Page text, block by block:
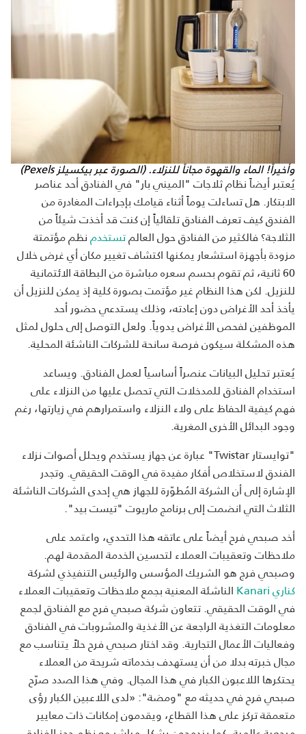
وأخيراً! الماء والقهوة مجاناً للنزلاء. (الصورة عبر بيكسيلز Pexels)
يُعتبر أيضاً نظام ثلاجات "الميني بار" في الفنادق أحد عناصر
الابتكار. هل تساءلت يوماً أثناء قيامك بإجراءات المغادرة من
الفندق كيف تعرف الفنادق تلقائياً إن كنت قد أخذت شيئاً من
الثلاجة؟ فالكثير من الفنادق حول العالمتستخدمنظم مؤتمتة
مزودة بأجهزة استشعار يمكنها اكتشاف تغيير مكان أي غرض خلال
60 ثانية، ثم تقوم بحسم سعره مباشرة من البطاقة الائتمانية
للنزيل. لكن هذا النظام غير مؤتمت بصورة كلية إذ يمكن للنزيل أن
يأخذ أحد الأغراض دون إعادته، وذلك يستدعي حضور أحد
الموظفين لفحص الأغراض يدوياً. ولعل التوصل إلى حلول لمثل
هذه المشكلة سيكون فرصة سانحة للشركات الناشئة المحلية.
يُعتبر تحليل البيانات عنصراً أساسياً لعمل الفنادق. ويساعد
استخدام الفنادق للمدخلات التي تحصل عليها من النزلاء على
فهم كيفية الحفاظ على ولاء النزلاء واستمرارهم في زيارتها، رغم
وجود البدائل الأخرى المغرية.
"توايستار Twistar" عبارة عن جهاز يستخدم ويحلل أصوات نزلاء
الفندق لاستخلاص أفكار مفيدة في الوقت الحقيقي. وتجدر
الإشارة إلى أن الشركة المُطوّرة للجهاز هي إحدى الشركات الناشئة
الثلاث التي انضمت إلى برنامج ماريوت "تيست بيد".
أخد صبحي فرح أيضاً على عاتقه هذا التحدي، واعتمد على
ملاحظات وتعقيبات العملاء لتحسين الخدمة المقدمة لهم.
وصبحي فرج هو الشريك المؤسس والرئيس التنفيذي لشركة
كناري Kanari
الناشئة المعنية بجمع ملاحظات وتعقيبات العملاء
في الوقت الحقيقي. تتعاون شركة صبحي فرح مع الفنادق لجمع
معلومات التغذية الراجعة عن الأغذية والمشروبات في الفنادق
وفعاليات الأعمال التجارية. وقد اختار صبحي فرح حلاً يتناسب مع
مجال خبرته بدلا من أن يستهدف بخدماته شريحة من العملاء
يحتكرها اللاعبون الكبار في هذا المجال. وفي هذا الصدد صرّح
صبحي فرح في حديثه مع "ومضة": «لدى اللاعبين الكبار رؤى
متعمقة تركز على هذا القطاع، ويقدمون إمكانات ذات معايير